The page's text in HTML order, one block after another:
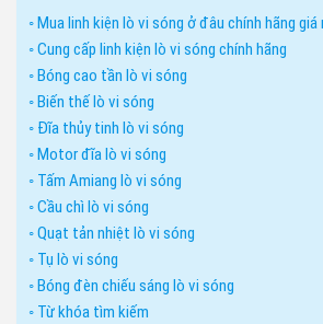
Mua linh kiện lò vi sóng ở đâu chính hãng giá
Cung cấp linh kiện lò vi sóng chính hãng
Bóng cao tần lò vi sóng
Biến thế lò vi sóng
Đĩa thủy tinh lò vi sóng
Motor đĩa lò vi sóng
Tấm Amiang lò vi sóng
Cầu chì lò vi sóng
Quạt tản nhiệt lò vi sóng
Tụ lò vi sóng
Bóng đèn chiếu sáng lò vi sóng
Từ khóa tìm kiếm